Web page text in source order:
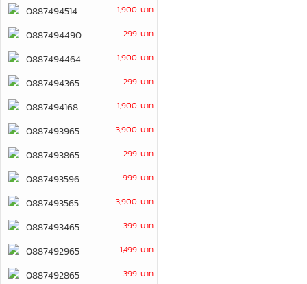
0887494514 1,900 บาท
0887494490 299 บาท
0887494464 1,900 บาท
0887494365 299 บาท
0887494168 1,900 บาท
0887493965 3,900 บาท
0887493865 299 บาท
0887493596 999 บาท
0887493565 3,900 บาท
0887493465 399 บาท
0887492965 1,499 บาท
0887492865 399 บาท